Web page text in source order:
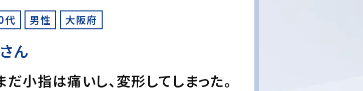
代 男性 大阪府
さん
だ小指は痛いし、変形してしまった。